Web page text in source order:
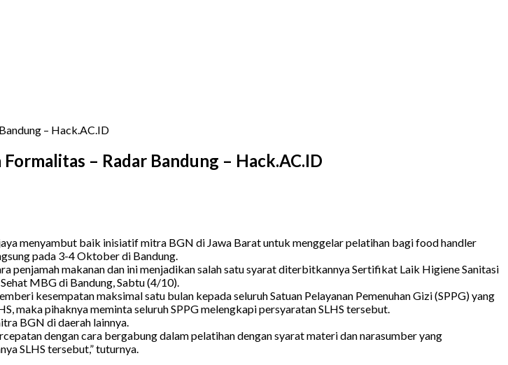
– Hack.AC.ID
– Radar Bandung – Hack.AC.ID
menyambut baik inisiatif mitra BGN di Jawa Barat untuk menggelar pelatihan bagi food handler
pada 3-4 Oktober di Bandung.
penjamah makanan dan ini menjadikan salah satu syarat diterbitkannya Sertifikat Laik Higiene Sanitasi
MBG di Bandung, Sabtu (4/10).
kesempatan maksimal satu bulan kepada seluruh Satuan Pelayanan Pemenuhan Gizi (SPPG) yang
maka pihaknya meminta seluruh SPPG melengkapi persyaratan SLHS tersebut.
BGN di daerah lainnya.
dengan cara bergabung dalam pelatihan dengan syarat materi dan narasumber yang
SLHS tersebut,” tuturnya.